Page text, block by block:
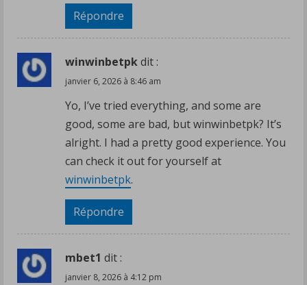
électrique
EDP
que
des
travaux
sont
déjà
en
cours.
Répondre
winwinbetpkdit :
janvier 6, 2026 à 8:46 am
Yo, I’ve tried everything, and some are
good, some are bad, but winwinbetpk? It’s
alright. I had a pretty good experience. You
can check it out for yourself at
winwinbetpk.
Répondre
mbet1 dit :
janvier 8, 2026 à 4:12 pm